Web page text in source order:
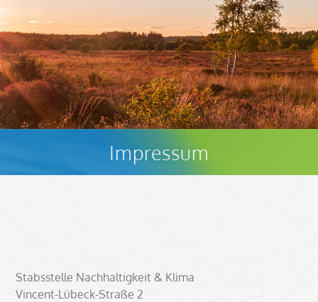
Impressum
Stabsstelle Nachhaltigkeit & Klima
Vincent-Lübeck-Straße 2